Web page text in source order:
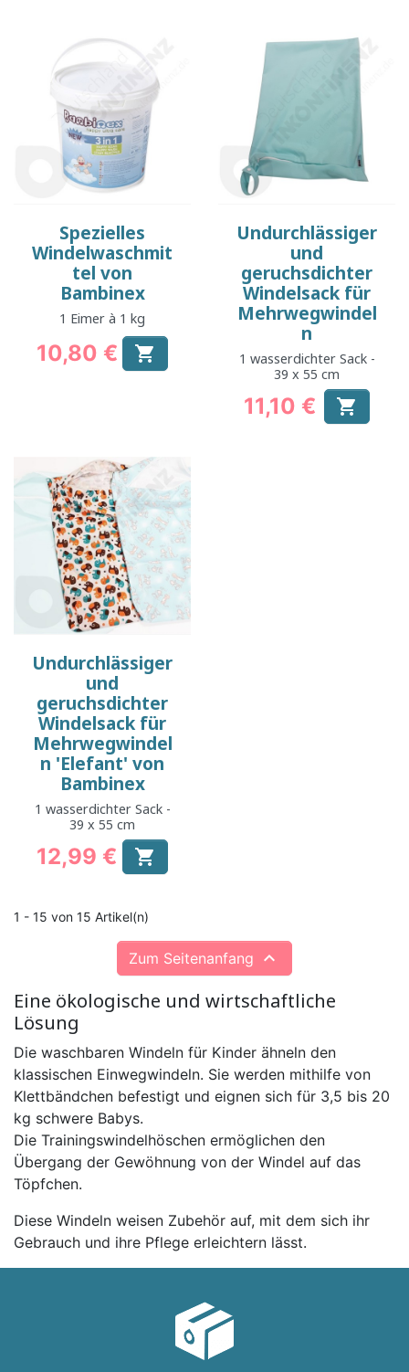
Spezielles
Windelwaschmit
tel von
Bambinex
1 Eimer à 1 kg
Preis
10,80 € 
Undurchlässiger
und
geruchsdichter
Windelsack für
Mehrwegwindel
n
1 wasserdichter Sack -
39 x 55 cm
Preis
11,10 € 
Undurchlässiger
und
geruchsdichter
Windelsack für
Mehrwegwindel
n 'Elefant' von
Bambinex
1 wasserdichter Sack -
39 x 55 cm
Preis
12,99 € 
1 - 15 von 15 Artikel(n)
Zum Seitenanfang 
Eine ökologische und wirtschaftliche
Lösung
Die waschbaren Windeln für Kinder ähneln den
klassischen Einwegwindeln. Sie werden mithilfe von
Klettbändchen befestigt und eignen sich für 3,5 bis 20
kg schwere Babys.
Die Trainingswindelhöschen ermöglichen den
Übergang der Gewöhnung von der Windel auf das
Töpfchen.
Diese Windeln weisen Zubehör auf, mit dem sich ihr
Gebrauch und ihre Pflege erleichtern lässt.